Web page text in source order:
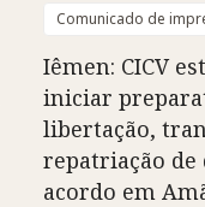
Comunicado de
Iêmen: CICV
iniciar
libertação,
repatriação de
acordo em